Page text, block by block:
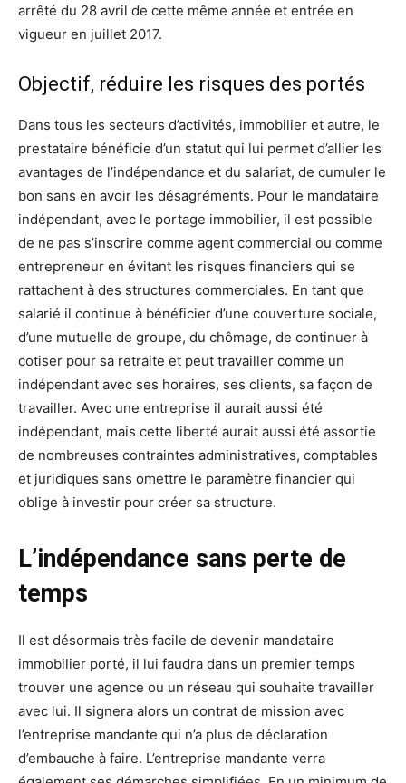
arrêté du 28 avril de cette même année et entrée en
vigueur en juillet 2017.
Objectif, réduire les risques des portés
Dans tous les secteurs d’activités, immobilier et autre, le
prestataire bénéficie d’un statut qui lui permet d’allier les
avantages de l’indépendance et du salariat, de cumuler le
bon sans en avoir les désagréments. Pour le mandataire
indépendant, avec le portage immobilier, il est possible
de ne pas s’inscrire comme agent commercial ou comme
entrepreneur en évitant les risques financiers qui se
rattachent à des structures commerciales. En tant que
salarié il continue à bénéficier d’une couverture sociale,
d’une mutuelle de groupe, du chômage, de continuer à
cotiser pour sa retraite et peut travailler comme un
indépendant avec ses horaires, ses clients, sa façon de
travailler. Avec une entreprise il aurait aussi été
indépendant, mais cette liberté aurait aussi été assortie
de nombreuses contraintes administratives, comptables
et juridiques sans omettre le paramètre financier qui
oblige à investir pour créer sa structure.
L’indépendance sans perte de
temps
Il est désormais très facile de devenir mandataire
immobilier porté, il lui faudra dans un premier temps
trouver une agence ou un réseau qui souhaite travailler
avec lui. Il signera alors un contrat de mission avec
l’entreprise mandante qui n’a plus de déclaration
d’embauche à faire. L’entreprise mandante verra